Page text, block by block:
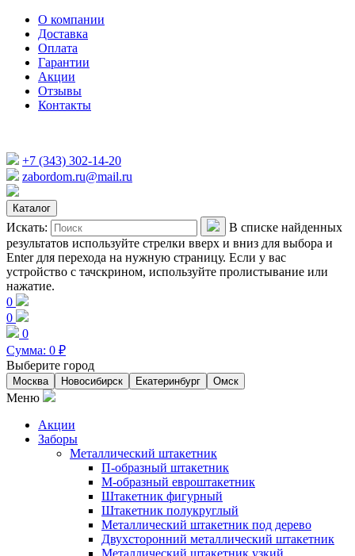
О компании
Доставка
Оплата
Гарантии
Акции
Отзывы
Контакты
+7 (343) 302-14-20
zabordom.ru@mail.ru
Каталог
Искать:
В списке найденных
результатов используйте стрелки вверх и вниз для выбора и
Enter для перехода на нужную страницу. Если у вас
устройство с тачскрином, используйте пролистывание или
нажатие.
0
0
0
Сумма: 0 ₽
Выберите город
Москва Новосибирск Екатеринбург Омск
Меню
Акции
Заборы
Металлический штакетник
П-образный штакетник
М-образный евроштакетник
Штакетник фигурный
Штакетник полукруглый
Металлический штакетник под дерево
Двухсторонний металлический штакетник
Металлический штакетник узкий